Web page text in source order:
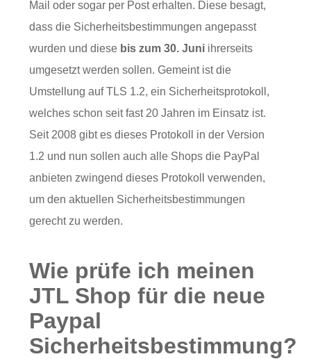
Mail oder sogar per Post erhalten. Diese besagt,
dass die Sicherheitsbestimmungen angepasst
wurden und diese bis zum 30. Juniihrerseits
umgesetzt werden sollen. Gemeint ist die
Umstellung auf TLS 1.2, ein Sicherheitsprotokoll,
welches schon seit fast 20 Jahren im Einsatz ist.
Seit 2008 gibt es dieses Protokoll in der Version
1.2 und nun sollen auch alle Shops die PayPal
anbieten zwingend dieses Protokoll verwenden,
um den aktuellen Sicherheitsbestimmungen
gerecht zu werden.
Wie prüfe ich meinen
JTL Shop für die neue
Paypal
Sicherheitsbestimmung?